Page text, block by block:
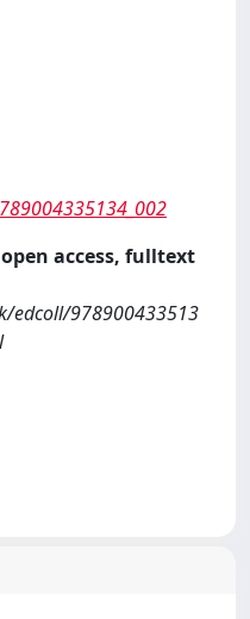
access, fulltext
edcoll/978900433513